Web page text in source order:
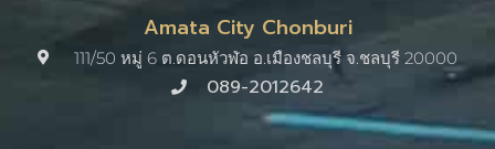
Amata City Chonburi
111/50 หมู่ 6 ต.ดอนหัวฬ่อ อ.เมืองชลบุรี จ.ชลบุรี 20000​
089-2012642